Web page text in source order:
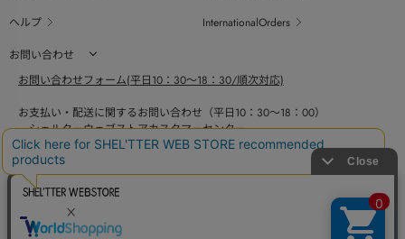
ヘルプ
InternationalOrders
お問い合わせ
お問い合わせフォーム(平日10：30～18：30/順次対応)
お支払い・配送に関するお問い合わせ（平日10：30～18：00）
シェルターウェブストアカスタマーセンター
0800-123-6820
商品の素材、サイズ、仕様等に関するお問い合せ（平日10：30～18：00）
バロックジャパンリミテッドコールセンター
03-6730-9191